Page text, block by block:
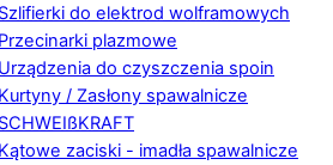
Szlifierki do elektrod wolframowych
Przecinarki plazmowe
Urządzenia do czyszczenia spoin
Kurtyny / Zasłony spawalnicze
SCHWEIßKRAFT
Kątowe zaciski - imadła spawalnicze